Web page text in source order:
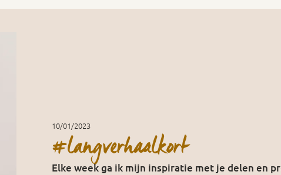
10/01/2023
#langverhaalkort
Elke week ga ik mijn inspiratie met je delen en